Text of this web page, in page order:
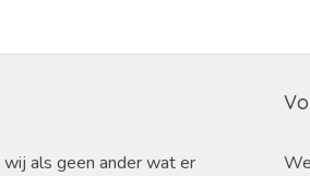
als geen ander wat er